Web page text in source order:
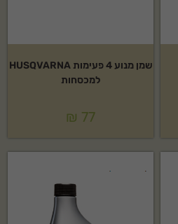
שמן מנוע 4 פעימות HUSQVARNA
למכסחות
₪ 77